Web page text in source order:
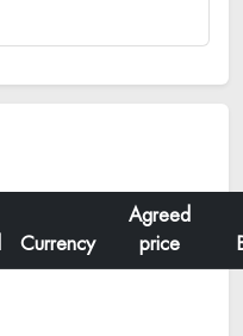
Currency
Agreed
price